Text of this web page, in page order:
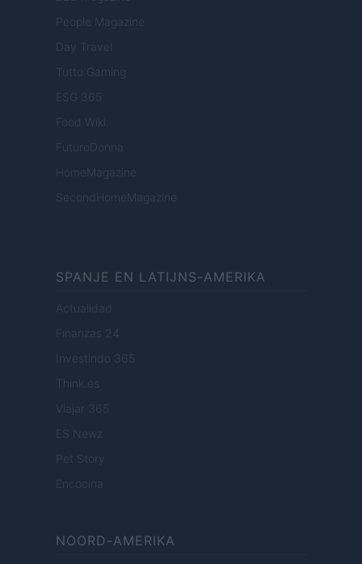
People Magazine
Day Travel
Tutto Gaming
ESG 365
Food Wiki
FuturoDonna
HomeMagazine
SecondHomeMagazine
SPANJE EN LATIJNS-AMERIKA
Actualidad
Finanzas 24
Investindo 365
Think.es
Viajar 365
ES Newz
Pet Story
Encocina
NOORD-AMERIKA